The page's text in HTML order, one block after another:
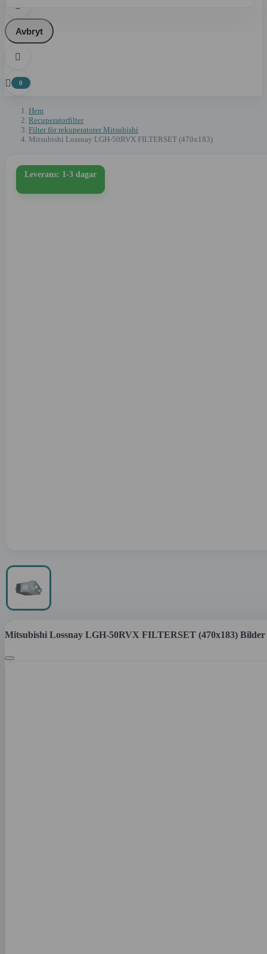

Avbryt

 0
Hem
Recuperatorfilter
Filter för rekuperatorer Mitsubishi
Mitsubishi Lossnay LGH-50RVX FILTERSET (470x183)
Leverans: 1-3 dagar
Mitsubishi Lossnay LGH-50RVX FILTERSET (470x183) Bilder